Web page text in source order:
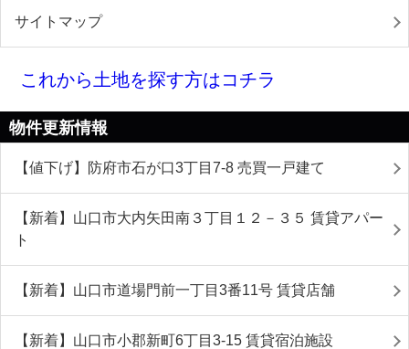
サイトマップ
これから土地を探す方はコチラ
物件更新情報
【値下げ】防府市石が口3丁目7-8 売買一戸建て
【新着】山口市大内矢田南３丁目１２－３５ 賃貸アパー
ト
【新着】山口市道場門前一丁目3番11号 賃貸店舗
【新着】山口市小郡新町6丁目3-15 賃貸宿泊施設